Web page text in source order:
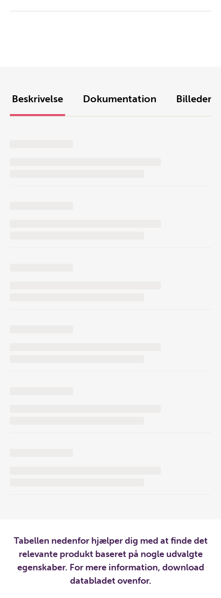
Beskrivelse Dokumentation Billeder
Tabellen nedenfor hjælper dig med at finde det
relevante produkt baseret på nogle udvalgte
egenskaber. For mere information, download
databladet ovenfor.